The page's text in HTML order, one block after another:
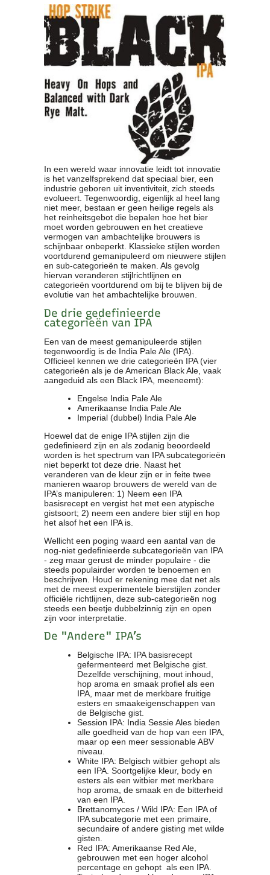
In een wereld waar innovatie leidt tot innovatie
is het vanzelfsprekend dat speciaal bier, een
industrie geboren uit inventiviteit, zich steeds
evolueert. Tegenwoordig, eigenlijk al heel lang
niet meer, bestaan er geen heilige regels als
het reinheitsgebot die bepalen hoe het bier
moet worden gebrouwen en het creatieve
vermogen van ambachtelijke brouwers is
schijnbaar onbeperkt. Klassieke stijlen worden
voortdurend gemanipuleerd om nieuwere stijlen
en sub-categorieën te maken. Als gevolg
hiervan veranderen stijlrichtlijnen en
categorieën voortdurend om bij te blijven bij de
evolutie van het ambachtelijke brouwen.
De drie gedefinieerde
categorieën van IPA
Een van de meest gemanipuleerde stijlen
tegenwoordig is de India Pale Ale (IPA).
Officieel kennen we drie categorieën IPA (vier
categorieën als je de American Black Ale, vaak
aangeduid als een Black IPA, meeneemt):
Engelse India Pale Ale
Amerikaanse India Pale Ale
Imperial (dubbel) India Pale Ale
Hoewel dat de enige IPA stijlen zijn die
gedefinieerd zijn en als zodanig beoordeeld
worden is het spectrum van IPA subcategorieën
niet beperkt tot deze drie. Naast het
veranderen van de kleur zijn er in feite twee
manieren waarop brouwers de wereld van de
IPA’s manipuleren: 1) Neem een IPA
basisrecept en vergist het met een atypische
gistsoort; 2) neem een andere bier stijl en hop
het alsof het een IPA is.
Wellicht een poging waard een aantal van de
nog-niet gedefinieerde subcategorieën van IPA
- zeg maar gerust de minder populaire - die
steeds populairder worden te benoemen en
beschrijven. Houd er rekening mee dat net als
met de meest experimentele bierstijlen zonder
officiële richtlijnen, deze sub-categorieën nog
steeds een beetje dubbelzinnig zijn en open
zijn voor interpretatie.
De "Andere" IPA’s
Belgische IPA: IPA basisrecept
gefermenteerd met Belgische gist.
Dezelfde verschijning, mout inhoud,
hop aroma en smaak profiel als een
IPA, maar met de merkbare fruitige
esters en smaakeigenschappen van
de Belgische gist.
Session IPA: India Sessie Ales bieden
alle goedheid van de hop van een IPA,
maar op een meer sessionable ABV
niveau.
White IPA: Belgisch witbier gehopt als
een IPA. Soortgelijke kleur, body en
esters als een witbier met merkbare
hop aroma, de smaak en de bitterheid
van een IPA.
Brettanomyces / Wild IPA: Een IPA of
IPA subcategorie met een primaire,
secundaire of andere gisting met wilde
gisten.
Red IPA: Amerikaanse Red Ale,
gebrouwen met een hoger alcohol
percentage en gehopt als een IPA.